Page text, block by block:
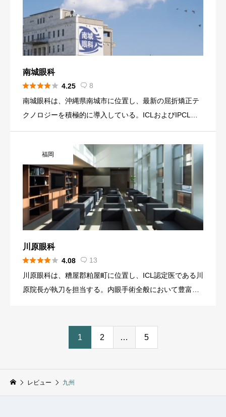
南城眼科
 4.25  8
南城眼科は、沖縄県南城市に位置し、最新の屈折矯正テ
クノロジーを積極的に導入している。ICLおよびIPCLの
ズにも応える体制を整えている 。角膜を削らない治療の
可逆性を重視 […]
福岡
川原眼科
 4.08  13
川原眼科は、糟屋郡粕屋町に位置し、ICL認定医である川
原院長が執刀を担当する。内眼手術全般において豊富な
1 2 … 5
レビュー 九州